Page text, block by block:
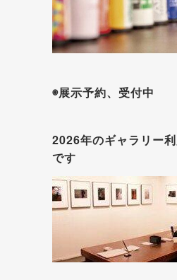
◉展示予約、受付中
2026年のギャラリー
です